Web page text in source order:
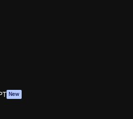
New